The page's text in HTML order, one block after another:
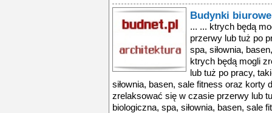
Budynki
... ... ktrych będą
przerwy lub tuż po
spa, siłownia,
ktrych będą mogli
lub tuż po pracy,
siłownia, basen, sale fitness oraz korty
zrelaksować się w czasie przerwy lub
biologiczna, spa, siłownia, basen, sale